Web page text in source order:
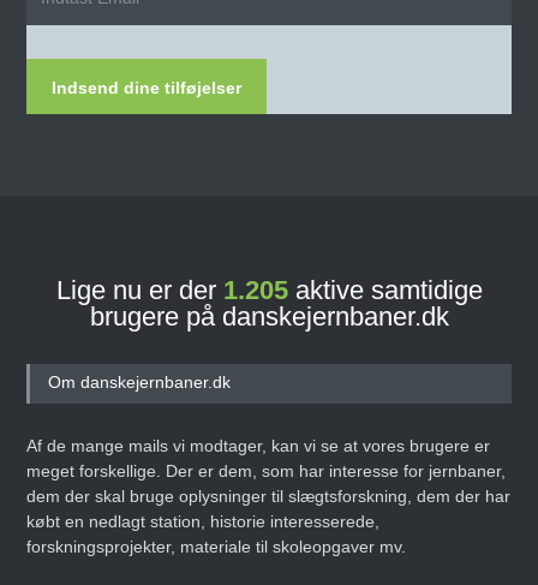
Indsend dine tilføjelser
Lige nu er der 1.205aktive samtidige
brugere på danskejernbaner.dk
Om danskejernbaner.dk
Af de mange mails vi modtager, kan vi se at vores brugere er
meget forskellige. Der er dem, som har interesse for jernbaner,
dem der skal bruge oplysninger til slægtsforskning, dem der har
købt en nedlagt station, historie interesserede,
forskningsprojekter, materiale til skoleopgaver mv.